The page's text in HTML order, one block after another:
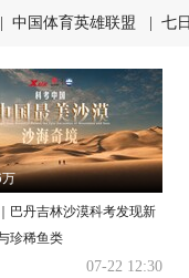
中国体育英雄联盟 七
巴丹吉林沙漠科考发现新
珍稀鱼类
07-22 12:30